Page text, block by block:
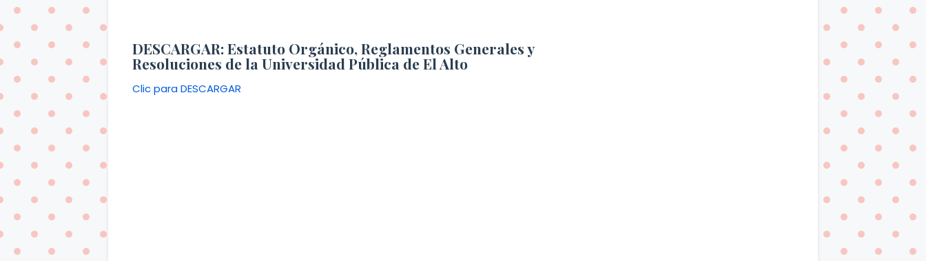
DESCARGAR: Estatuto Orgánico, Reglamentos Generales y
Resoluciones de la Universidad Pública de El Alto
Clic para DESCARGAR